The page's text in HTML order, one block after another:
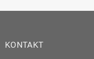
Innovationsmanagement
KONTAKT